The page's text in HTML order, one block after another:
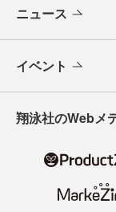
ニュース
イベント
翔泳社のWebメ